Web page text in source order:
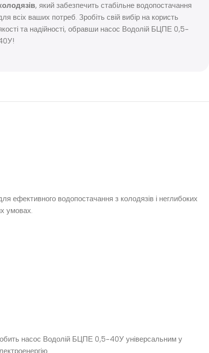
, який забезпечить стабільне водопостачання
всіх ваших потреб. Зробіть свій вибір на користь
та надійності, обравши насос Водолій БЦПЕ 0,5-
водопостачання з колодязів і неглибоких
умовах.
насос Водолій БЦПЕ 0,5-40У універсальним у